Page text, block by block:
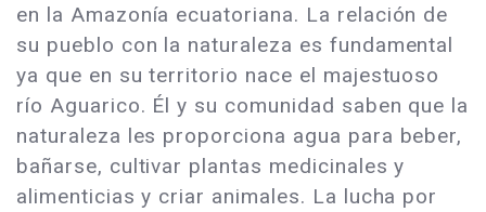
en la Amazonía ecuatoriana. La relación de
su pueblo con la naturaleza es fundamental
ya que en su territorio nace el majestuoso
río Aguarico. Él y su comunidad saben que la
naturaleza les proporciona agua para beber,
bañarse, cultivar plantas medicinales y
alimenticias y criar animales. La lucha por